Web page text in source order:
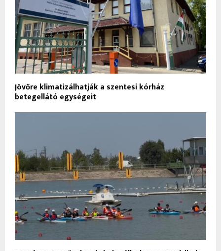
Jövőre klimatizálhatják a szentesi kórház
betegellátó egységeit